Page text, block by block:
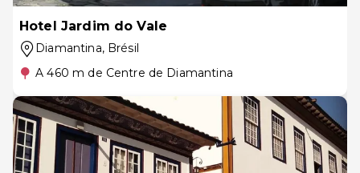
Hotel Jardim do Vale
Diamantina, Brésil
A 460 m de Centre de Diamantina